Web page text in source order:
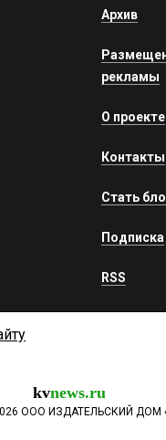
Архив
рекламы
О проекте
Контакты
Стать
Подписка
RSS
kvnews.ru
ООО ИЗДАТЕЛЬСКИЙ ДОМ